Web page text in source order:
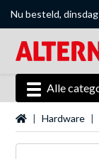
Nu besteld,
Alle
Startpagina
Hardware